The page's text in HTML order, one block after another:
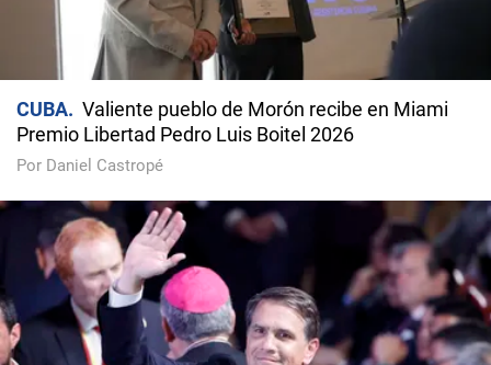
CUBA
Valiente pueblo de Morón recibe en Miami
Premio Libertad Pedro Luis Boitel 2026
Por Daniel Castropé